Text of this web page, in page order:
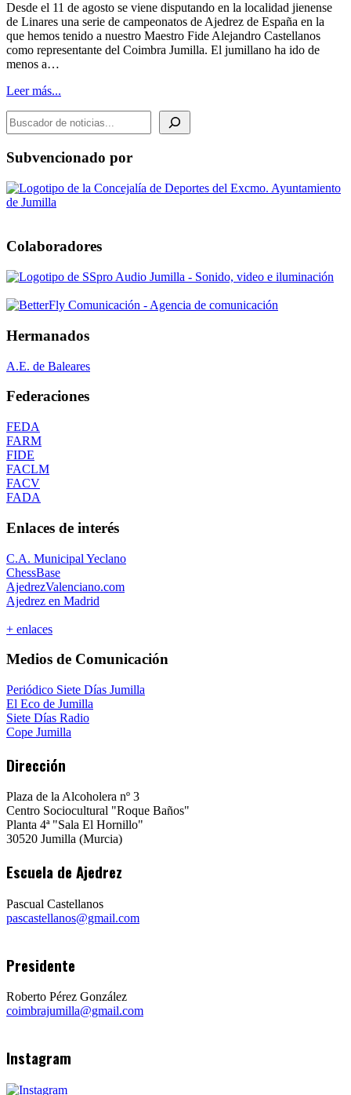
Desde el 11 de agosto se viene disputando en la localidad jienense
de Linares una serie de campeonatos de Ajedrez de España en la
que hemos tenido a nuestro Maestro Fide Alejandro Castellanos
como representante del Coimbra Jumilla. El jumillano ha ido de
menos a…
Leer más...
BUSCADOR DE NOTICIAS
Subvencionado por
Colaboradores
Hermanados
A.E. de Baleares
Federaciones
FEDA
FARM
FIDE
FACLM
FACV
FADA
Enlaces de interés
C.A. Municipal Yeclano
ChessBase
AjedrezValenciano.com
Ajedrez en Madrid
+ enlaces
Medios de Comunicación
Periódico Siete Días Jumilla
El Eco de Jumilla
Siete Días Radio
Cope Jumilla
Dirección
Plaza de la Alcoholera nº 3
Centro Sociocultural "Roque Baños"
Planta 4ª "Sala El Hornillo"
30520 Jumilla (Murcia)
Escuela de Ajedrez
Pascual Castellanos
pascastellanos@gmail.com
Presidente
Roberto Pérez González
coimbrajumilla@gmail.com
Instagram